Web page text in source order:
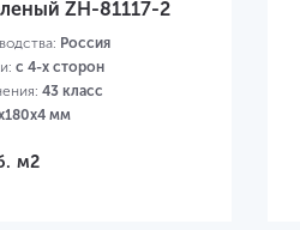
ZH-81117-2
Россия
с 4-х сторон
43 класс
мм
м2